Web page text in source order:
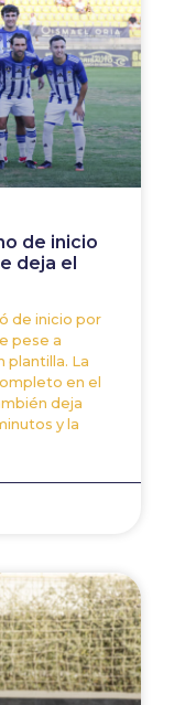
de inicio
deja el
de inicio por
pese a
plantilla. La
en el
deja
y la